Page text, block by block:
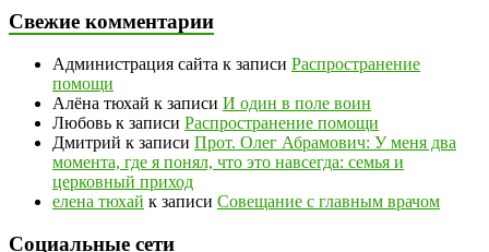
Свежие комментарии
Администрация сайта к записи Распространение
помощи
Алёна тюхай к записи И один в поле воин
Любовь к записи Распространение помощи
Дмитрий к записи Прот. Олег Абрамович: У меня два
момента, где я понял, что это навсегда: семья и
церковный приход
елена тюхай к записи Совещание с главным врачом
Социальные сети